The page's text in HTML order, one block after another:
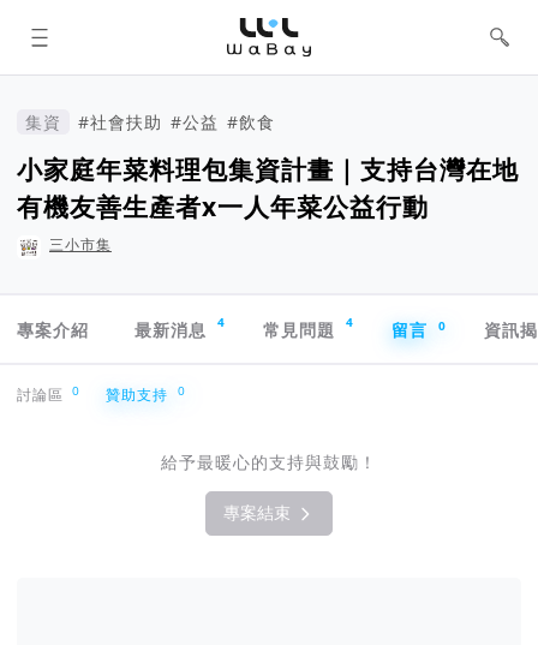
WaBay 挖貝 | 台灣最值得信賴的群眾
集資 / 群眾募資平台
集資 #社會扶助 #公益 #飲食
小家庭年菜料理包集資計畫｜支持台灣在地
有機友善生產者x一人年菜公益行動
三小市集
專案介紹
最新消息 4 常見問題 4 留言 0 資訊
討論區 0 贊助支持 0
給予最暖心的支持與鼓勵！
專案結束